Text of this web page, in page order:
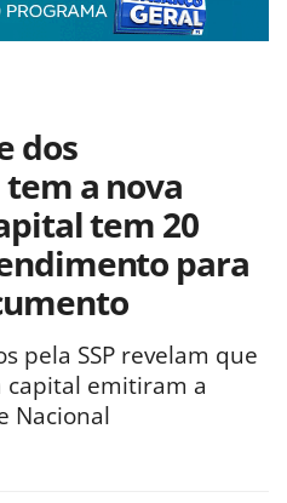
dos
a nova
tem 20
para
pela SSP revelam que
emitiram a
Nacional